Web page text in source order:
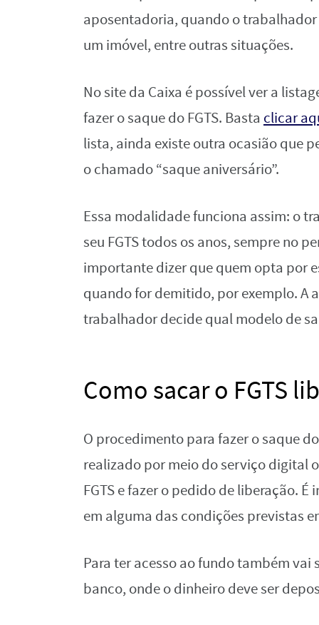
aposentadoria, quando o
um imóvel, entre outras situações.
No site da Caixa é possível ver a
fazer o saque do FGTS. Basta clicar
lista, ainda existe outra ocasião que
o chamado “saque aniversário”.
Essa modalidade funciona assim: o
seu FGTS todos os anos, sempre no
importante dizer que quem opta por
quando for demitido, por exemplo. A
trabalhador decide qual modelo de
Como sacar o FGTS
O procedimento para fazer o saque
realizado por meio do serviço digital
FGTS e fazer o pedido de liberação.
em alguma das condições previstas
Para ter acesso ao fundo também
banco, onde o dinheiro deve ser